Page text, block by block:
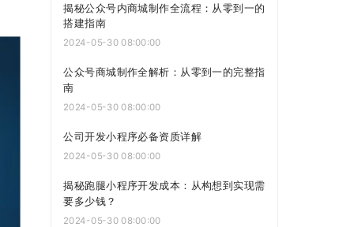
揭秘公众号内商城制作全流程：从零到一的
搭建指南
2024-05-30 08:00:00
公众号商城制作全解析：从零到一的完整指
南
2024-05-30 08:00:00
公司开发小程序必备资质详解
2024-05-30 08:00:00
揭秘跑腿小程序开发成本：从构想到实现需
要多少钱？
2024-05-30 08:00:00